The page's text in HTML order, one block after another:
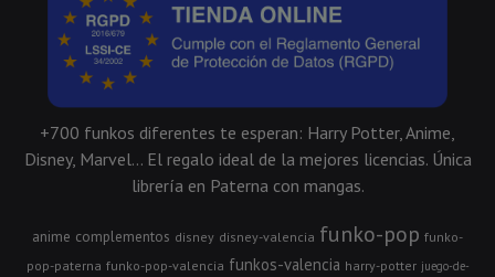
+700 funkos diferentes te esperan: Harry Potter, Anime,
Disney, Marvel... El regalo ideal de la mejores licencias. Única
librería en Paterna con mangas.
anime complementos disney disney-valencia funko-pop funko-
pop-paterna funko-pop-valencia funkos-valencia harry-potter juego-de-